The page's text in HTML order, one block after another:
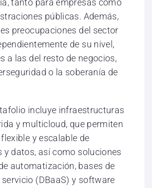
tanto para empresas como
públicas. Además,
preocupaciones del sector
de su nivel,
a las del resto de negocios,
o la soberanía de
incluye infraestructuras
y multicloud, que permiten
y escalable de
y datos, así como soluciones
automatización, bases de
(DBaaS) y software